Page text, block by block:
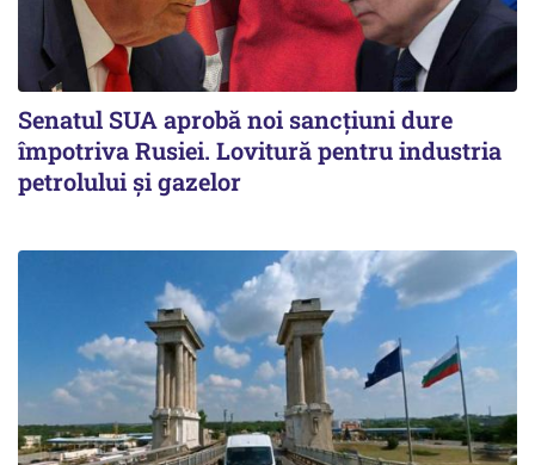
Senatul SUA aprobă noi sancțiuni dure
împotriva Rusiei. Lovitură pentru industria
petrolului și gazelor